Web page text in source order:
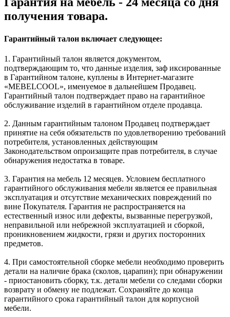
получения товара.
Гарантийный талон включает следующее:
1. Гарантийный талон является документом,
подтверждающим то, что данные изделия, заф иксированные
в Гарантийном талоне, куплены в Интернет-магазите
«MEBELCOOL», именуемое в дальнейшем Продавец.
Гарантийный талон подтверждает право на гарантийное
обслуживание изделий в гарантийном отделе продавца.
2. Данным гарантийным талоном Продавец подтверждает
принятие на себя обязательств по удовлетворению требований
потребителя, установленных действующим
Законодательством опроизащите прав потребителя, в случае
обнаружения недостатка в товаре.
3. Гарантия на мебель 12 месяцев. Условием бесплатного
гарантийного обслуживания мебели является ее правильная
эксплуатация и отсутствие механических повреждений по
вине Покупателя. Гарантия не распространяется на
естественный износ или дефекты, вызванные перегрузкой,
неправильной или небрежной эксплуатацией и сборкой,
проникновением жидкости, грязи и других посторонних
предметов.
4. При самостоятельной сборке мебели необходимо проверить
детали на наличие брака (сколов, царапин); при обнаружении
- приостановить сборку, т.к. детали мебели со следами сборки
возврату и обмену не подлежат. Сохраняйте до конца
гарантийного срока гарантийный талон для корпусной
мебели.